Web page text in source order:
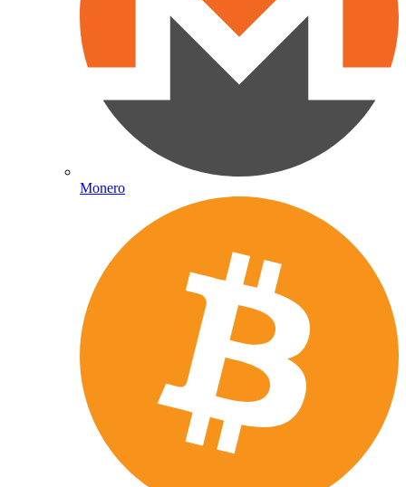
Monero